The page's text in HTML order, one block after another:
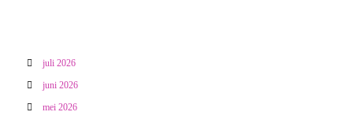
juli 2026
juni 2026
mei 2026